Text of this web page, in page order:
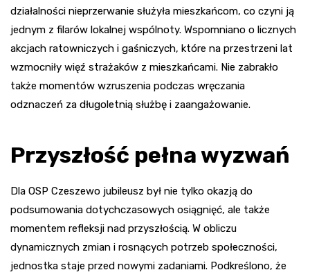
działalności nieprzerwanie służyła mieszkańcom, co czyni ją
jednym z filarów lokalnej wspólnoty. Wspomniano o licznych
akcjach ratowniczych i gaśniczych, które na przestrzeni lat
wzmocniły więź strażaków z mieszkańcami. Nie zabrakło
także momentów wzruszenia podczas wręczania
odznaczeń za długoletnią służbę i zaangażowanie.
Przyszłość pełna wyzwań
Dla OSP Czeszewo jubileusz był nie tylko okazją do
podsumowania dotychczasowych osiągnięć, ale także
momentem refleksji nad przyszłością. W obliczu
dynamicznych zmian i rosnących potrzeb społeczności,
jednostka staje przed nowymi zadaniami. Podkreślono, że